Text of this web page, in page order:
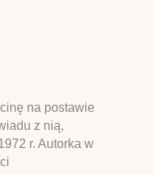
na postawie
z nią,
r. Autorka w